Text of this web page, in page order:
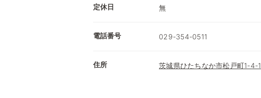
定休日 無
電話番号 029-354-0511
住所 茨城県ひたちなか市松戸町1-4-1